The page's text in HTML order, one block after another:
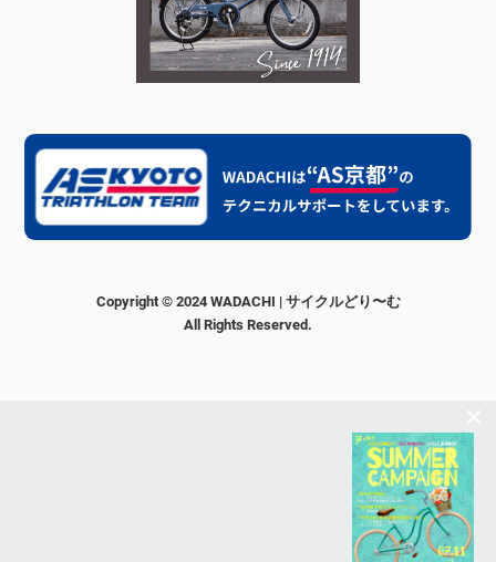
Copyright © 2024 WADACHI | サイクルどり〜む
All Rights Reserved.